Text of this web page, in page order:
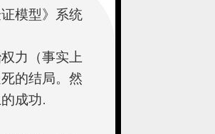
模型》系统
力（事实上
的结局。然
成功.